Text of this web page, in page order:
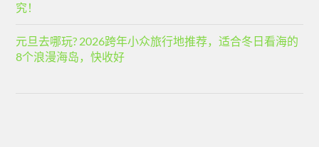
究！
元旦去哪玩? 2026跨年小众旅行地推荐，适合冬日看海的
8个浪漫海岛，快收好